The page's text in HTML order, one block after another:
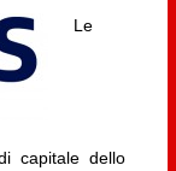
Le
capitale dello